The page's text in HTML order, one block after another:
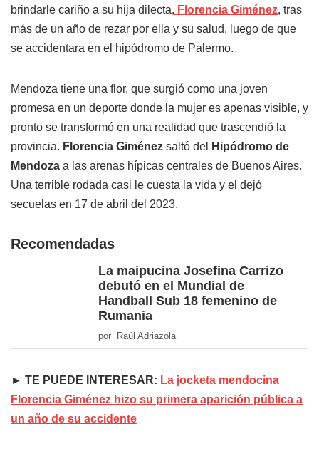
brindarle cariño a su hija dilecta, Florencia Giménez, tras
más de un año de rezar por ella y su salud, luego de que
se accidentara en el hipódromo de Palermo.
Mendoza tiene una flor, que surgió como una joven
promesa en un deporte donde la mujer es apenas visible, y
pronto se transformó en una realidad que trascendió la
provincia. Florencia Giménez saltó del
Hipódromo de
Mendoza a las arenas hípicas centrales de Buenos Aires.
Una terrible rodada casi le cuesta la vida y el dejó
secuelas en 17 de abril del 2023.
Recomendadas
La maipucina Josefina Carrizo
debutó en el Mundial de
Handball Sub 18 femenino de
Rumania
por Raúl Adriazola
► TE PUEDE INTERESAR: La jocketa mendocina
Florencia Giménez hizo su primera aparición pública a
un año de su accidente